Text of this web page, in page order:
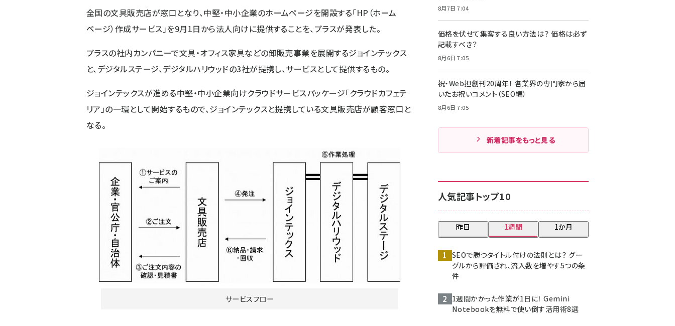
全国の文具販売店が窓口となり、中堅・中小企業のホームページを開設する「HP（ホーム
ページ）作成サービス」を9月1日から法人向けに提供することを、プラスが発表した。
プラスの社内カンパニーで文具・オフィス家具などの卸販売事業を展開するジョインテックス
と、デジタルステージ、デジタルハリウッドの3社が提携し、サービスとして提供するもの。
ジョインテックスが進める中堅・中小企業向けクラウドサービスパッケージ「クラウドカフェテ
リア」の一環として開始するもので、ジョインテックスと提携している文具販売店が顧客窓口と
なる。
サービスフロー
8月7日 7:04
価格を伏せて集客する良い方法は？ 価格は必ず
記載すべき？
8月6日 7:05
祝・Web担創刊20周年！ 各業界の専門家から届
いたお祝いコメント（SEO編）
8月6日 7:05
新着記事をもっと見る
人気記事トップ10
昨日 1週間 1か月
SEOで勝つタイトル付けの法則とは？ グー
グルから評価され、流入数を増やす5つの条
件
1週間かかった作業が1日に！ Gemini
Notebookを無料で使い倒す活用術8選